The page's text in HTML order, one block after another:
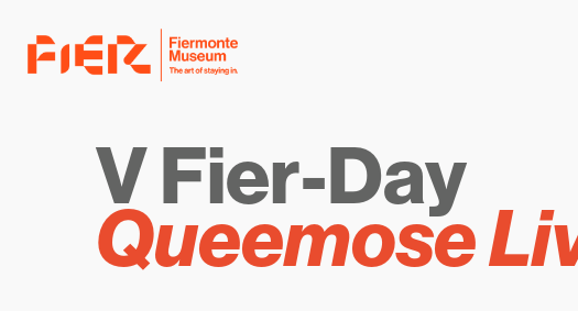
V Fier-Day
Queemose